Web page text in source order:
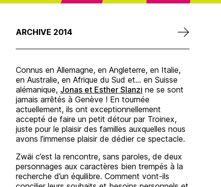
ARCHIVE 2014
Connus en Allemagne, en Angleterre, en Italie,
en Australie, en Afrique du Sud et… en Suisse
alémanique, Jonas et Esther Slanzi ne se sont
jamais arrêtés à Genève ! En tournée
actuellement, ils ont exceptionnellement
accepté de faire un petit détour par Troinex,
juste pour le plaisir des familles auxquelles nous
avons l’immense plaisir de dédier ce spectacle.
Zwäi c’est la rencontre, sans paroles, de deux
personnages aux caractères bien trempés à la
recherche d’un équilibre. Comment vont-ils